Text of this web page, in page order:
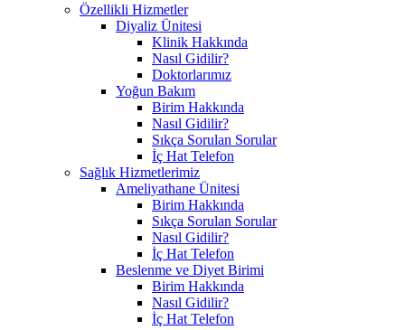
Özellikli Hizmetler
Diyaliz Ünitesi
Klinik Hakkında
Nasıl Gidilir?
Doktorlarımız
Yoğun Bakım
Birim Hakkında
Nasıl Gidilir?
Sıkça Sorulan Sorular
İç Hat Telefon
Sağlık Hizmetlerimiz
Ameliyathane Ünitesi
Birim Hakkında
Sıkça Sorulan Sorular
Nasıl Gidilir?
İç Hat Telefon
Beslenme ve Diyet Birimi
Birim Hakkında
Nasıl Gidilir?
İç Hat Telefon